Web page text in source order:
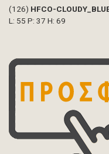
(126) HFCO-
L: 55 P: 37 H: 69